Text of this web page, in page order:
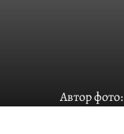
Автор фото: